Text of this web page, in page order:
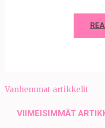
Artikkelien
Vanhemmat artikkelit
VIIMEISIMMÄT